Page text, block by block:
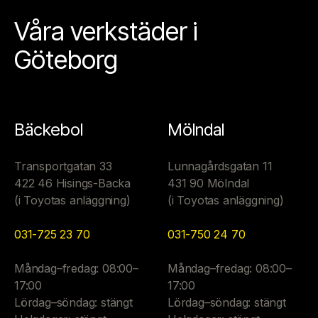
Våra verkstäder i
Göteborg
Bäckebol
Transportgatan 33
422 46 Hisings-Backa
(i Toyotas anläggning)
031-725 23 70
Måndag–fredag: 08:00–
17:00
Lördag–söndag: stängt
Mölndal
Lunnagårdsgatan 11
431 90 Mölndal
(i Toyotas anläggning)
031-750 24 70
Måndag–fredag: 08:00–
17:00
Lördag–söndag: stängt